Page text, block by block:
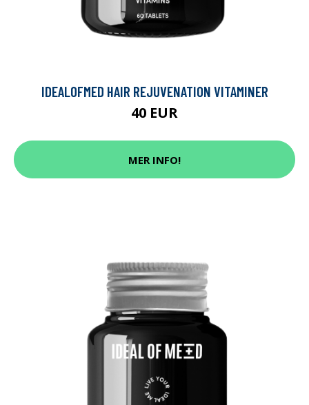
IDEALOFMED HAIR REJUVENATION VITAMINER
40 EUR
MER INFO!